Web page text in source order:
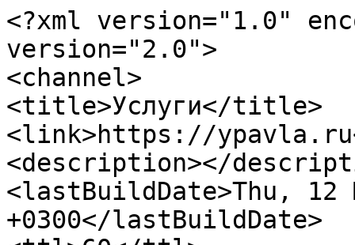
<?xml version="1.0"
version="2.0">
<channel>
<title>Услуги</title>
<link>https://
<description></
<lastBuildDate>Thu, 12
+0300</lastBuildDate>